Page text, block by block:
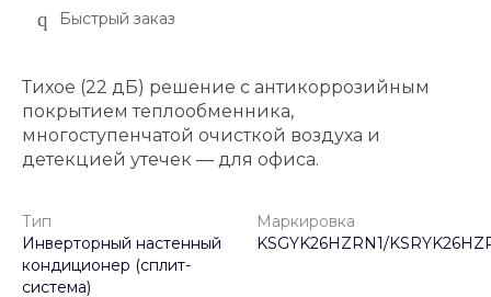
Быстрый заказ
Тихое (22 дБ) решение с антикоррозийным
покрытием теплообменника,
многоступенчатой очисткой воздуха и
детекцией утечек — для офиса.
Тип
Инверторный настенный
кондиционер (сплит-
система)
Маркировка
KSGYK26HZRN1/